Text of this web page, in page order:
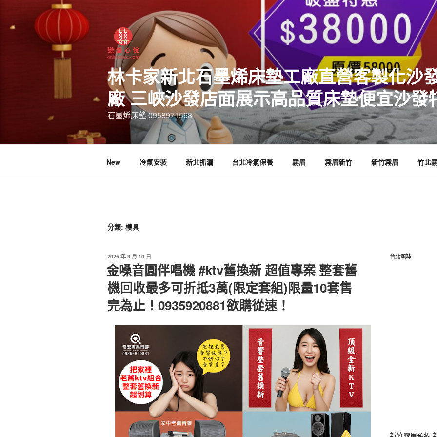
林卡家新北石墨烯床墊工廠直營客製化沙
廠 三峽沙發店面展示高品質床墊便宜沙發
石墨烯床墊 0958971568
New 冷氣安裝 新北抓漏 台北冷氣保養 霧眉 霧眉新竹 新竹霧眉 竹北
分類: 模具
2025 年 3 月 10 日
金嗓音圓伴唱機 #ktv舊換新 超值專案 整套舊
機回收最多可折抵3萬(限定套組)限量10套售
完為止！0935920881欲購從速！
台北頌缽
新竹霧眉預約